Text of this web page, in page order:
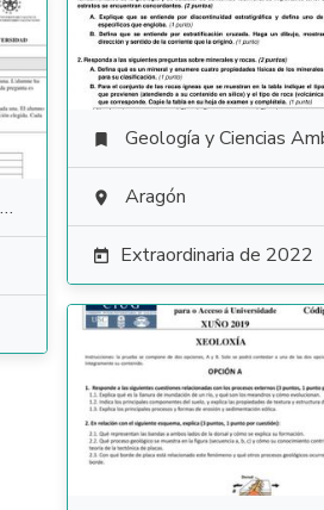
 Geología y Ciencias
 Aragón
 Extraordinaria de 2022